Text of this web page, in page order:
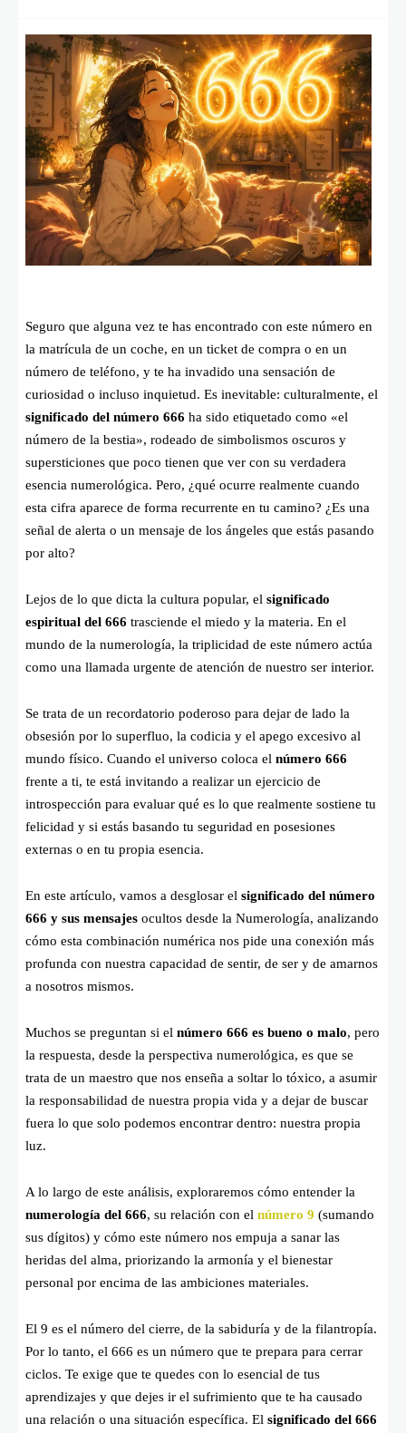
Seguro que alguna vez te has encontrado con este número en
la matrícula de un coche, en un ticket de compra o en un
número de teléfono, y te ha invadido una sensación de
curiosidad o incluso inquietud. Es inevitable: culturalmente, el
significado del número 666 ha sido etiquetado como «el
número de la bestia», rodeado de simbolismos oscuros y
supersticiones que poco tienen que ver con su verdadera
esencia numerológica. Pero, ¿qué ocurre realmente cuando
esta cifra aparece de forma recurrente en tu camino? ¿Es una
señal de alerta o un mensaje de los ángeles que estás pasando
por alto?
Lejos de lo que dicta la cultura popular, el significado
espiritual del 666 trasciende el miedo y la materia. En el
mundo de la numerología, la triplicidad de este número actúa
como una llamada urgente de atención de nuestro ser interior.
Se trata de un recordatorio poderoso para dejar de lado la
obsesión por lo superfluo, la codicia y el apego excesivo al
mundo físico. Cuando el universo coloca el número 666
frente a ti, te está invitando a realizar un ejercicio de
introspección para evaluar qué es lo que realmente sostiene tu
felicidad y si estás basando tu seguridad en posesiones
externas o en tu propia esencia.
En este artículo, vamos a desglosar el significado del número
666 y sus mensajes ocultos desde la Numerología, analizando
cómo esta combinación numérica nos pide una conexión más
profunda con nuestra capacidad de sentir, de ser y de amarnos
a nosotros mismos.
Muchos se preguntan si el número 666 es bueno o malo, pero
la respuesta, desde la perspectiva numerológica, es que se
trata de un maestro que nos enseña a soltar lo tóxico, a asumir
la responsabilidad de nuestra propia vida y a dejar de buscar
fuera lo que solo podemos encontrar dentro: nuestra propia
luz.
A lo largo de este análisis, exploraremos cómo entender la
numerología del 666, su relación con el número 9 (sumando
sus dígitos) y cómo este número nos empuja a sanar las
heridas del alma, priorizando la armonía y el bienestar
personal por encima de las ambiciones materiales.
El 9 es el número del cierre, de la sabiduría y de la filantropía.
Por lo tanto, el 666 es un número que te prepara para cerrar
ciclos. Te exige que te quedes con lo esencial de tus
aprendizajes y que dejes ir el sufrimiento que te ha causado
una relación o una situación específica. El significado del 666